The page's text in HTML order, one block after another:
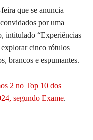
que se anuncia
por uma
intitulado “Experiências
explorar cinco rótulos
brancos e espumantes.
2 no Top 10 dos
segundo Exame.